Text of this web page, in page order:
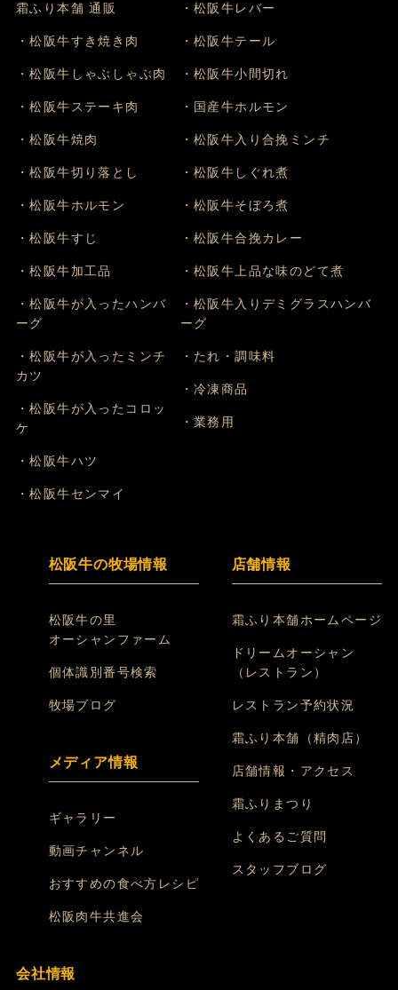
霜ふり本舗 通販
・松阪牛すき焼き肉
・松阪牛しゃぶしゃぶ肉
・松阪牛ステーキ肉
・松阪牛焼肉
・松阪牛切り落とし
・松阪牛ホルモン
・松阪牛すじ
・松阪牛加工品
・松阪牛が入ったハンバ
ーグ
・松阪牛が入ったミンチ
カツ
・松阪牛が入ったコロッ
ケ
・松阪牛ハツ
・松阪牛センマイ
・松阪牛レバー
・松阪牛テール
・松阪牛小間切れ
・国産牛ホルモン
・松阪牛入り合挽ミンチ
・松阪牛しぐれ煮
・松阪牛そぼろ煮
・松阪牛合挽カレー
・松阪牛上品な味のどて煮
・松阪牛入りデミグラスハンバ
ーグ
・たれ・調味料
・冷凍商品
・業務用
松阪牛の牧場情報
松阪牛の里
オーシャンファーム
個体識別番号検索
牧場ブログ
メディア情報
ギャラリー
動画チャンネル
おすすめの食べ方レシピ
松阪肉牛共進会
店舗情報
霜ふり本舗ホームページ
ドリームオーシャン
（レストラン）
レストラン予約状況
霜ふり本舗（精肉店）
店舗情報・アクセス
霜ふりまつり
よくあるご質問
スタッフブログ
会社情報